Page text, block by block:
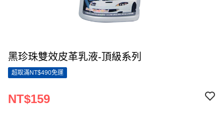
黑珍珠雙效皮革乳液-頂級系列
超取滿NT$490免運
NT$159